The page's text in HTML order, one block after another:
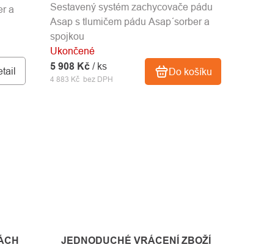
a
Ukončené
4 883 Kč bez DPH
5 908 Kč / ks Do košíku
Sestavený systém zachycovače pádu
Asap s tlumičem pádu Asap´sorber a
spojkou
JEDNODUCHÉ VRÁCENÍ ZBOŽÍ